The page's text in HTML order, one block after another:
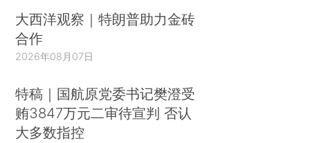
大西洋观察｜特朗普助力金砖
合作
2026年08月07日
特稿｜国航原党委书记樊澄受
贿3847万元二审待宣判 否认
大多数指控